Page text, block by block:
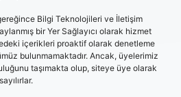
Bilgi Teknolojileri ve İletişim
bir Yer Sağlayıcı olarak hizmet
içerikleri proaktif olarak denetleme
bulunmamaktadır. Ancak, üyelerimiz
taşımakta olup, siteye üye olarak